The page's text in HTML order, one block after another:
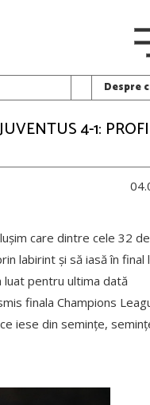
Despre
4-1:
care dintre cele 32
labirint și să iasă în final
luat pentru ultima dată
finala Champions
iese din semințe,